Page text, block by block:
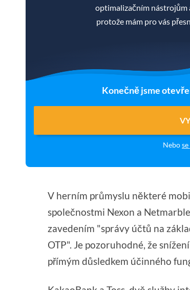
optimalizačním nástrojům
protože mám pro vás
Konečně jsme
Nebo
V herním průmyslu některé
společnostmi Nexon a
zavedením "správy účtů na
OTP". Je pozoruhodné, že
přímým důsledkem účinného